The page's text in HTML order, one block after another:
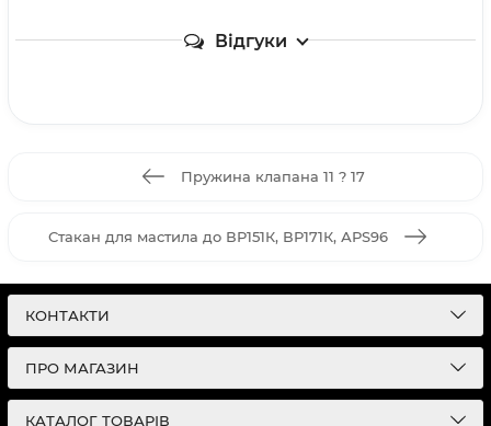
Відгуки
Пружина клапана 11 ? 17
Стакан для мастила до ВР151К, ВР171К, АРS96
КОНТАКТИ
ПРО МАГАЗИН
КАТАЛОГ ТОВАРІВ